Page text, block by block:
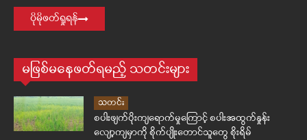
ပိုမိုဖတ်ရှုရန်
မဖြစ်မနေဖတ်ရမည့် သတင်းများ
သတင်း
စပါးဖျက်ပိုးကျရောက်မှုကြောင့် စပါးအထွက်နှုန်း
လျော့ကျမှာကို စိုက်ပျိုးတောင်သူတွေ စိုးရိမ်